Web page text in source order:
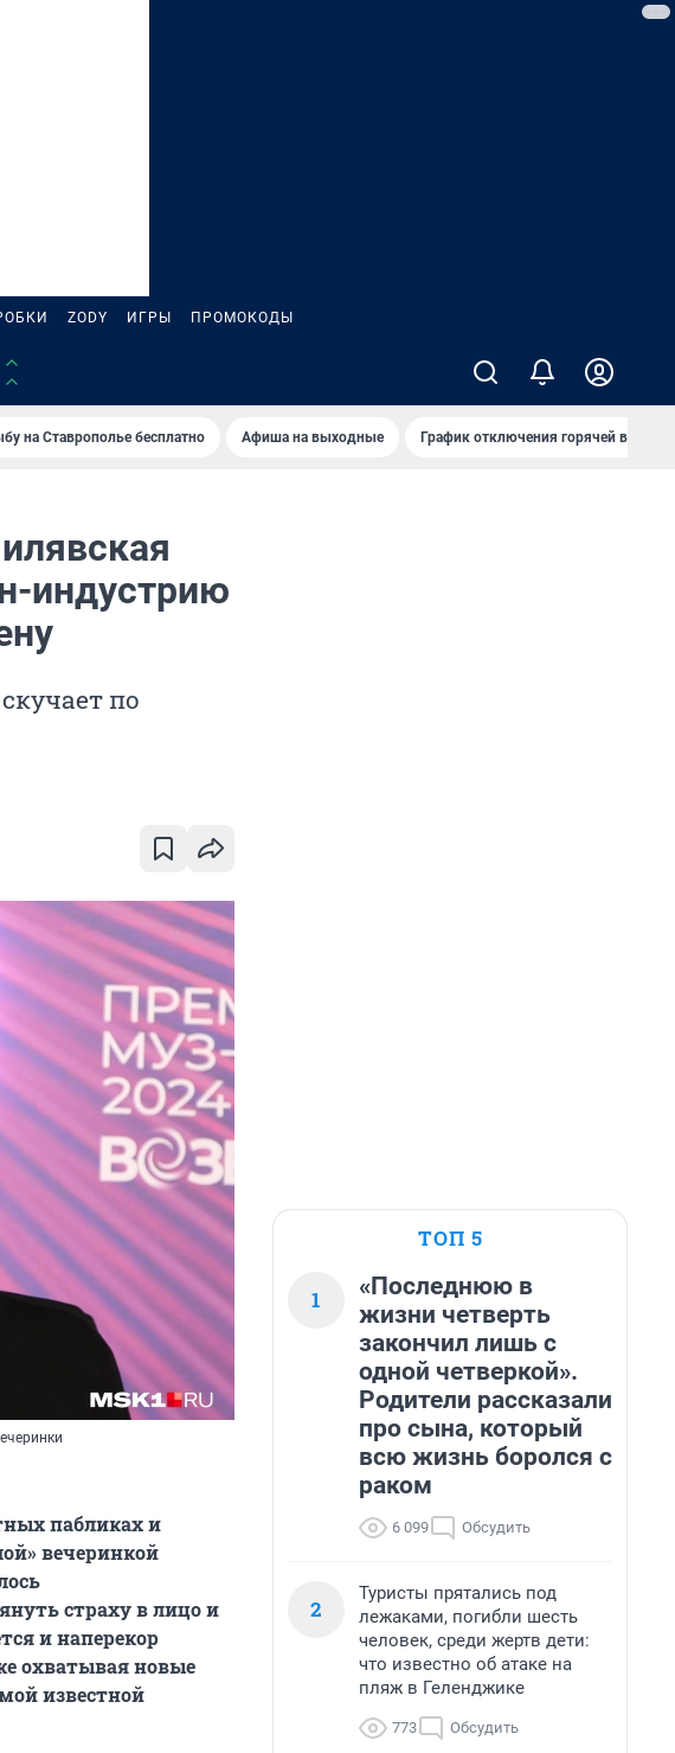
ZODY ИГРЫ ПРОМОКОДЫ
на Ставрополье бесплатно Афиша на выходные График отключения горячей воды в
индустрию
по
пабликах и
вечеринкой
страху в лицо и
и наперекор
охватывая новые
известной
ТОП 5
1
«Последнюю в
жизни четверть
закончил лишь с
одной четверкой».
Родители рассказали
про сына, который
всю жизнь боролся с
раком
6 099 Обсудить
2
Туристы прятались под
лежаками, погибли шесть
человек, среди жертв дети:
что известно об атаке на
пляж в Геленджике
773 Обсудить